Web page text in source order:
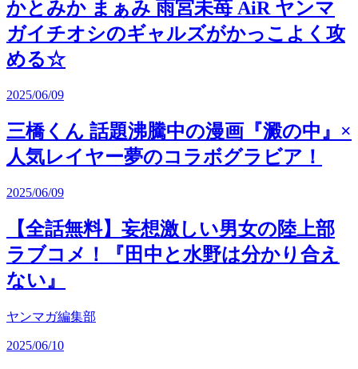
かとみか まぁみ 雨宮未苺 AiR ヤンマ
ガイチオシのギャルズがかっこよく攻
める☆
2025/06/09
三橋くん 話題沸騰中の漫画『澱の中』×
人気レイヤー夢のコラボグラビア！
2025/06/09
【全話無料】妄想激しい男女の陸上部
ラブコメ！『田中と水野は分かり合え
ない』
ヤンマガ編集部
2025/06/10